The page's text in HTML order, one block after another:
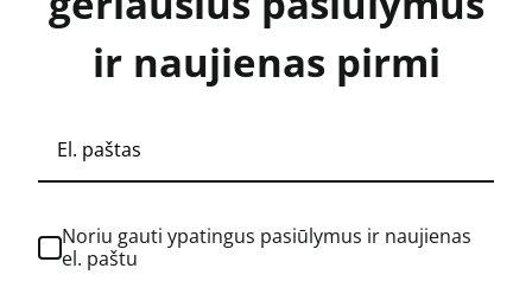
ir naujienas pirmi
Noriu gauti ypatingus pasiūlymus ir naujienas
el. paštu